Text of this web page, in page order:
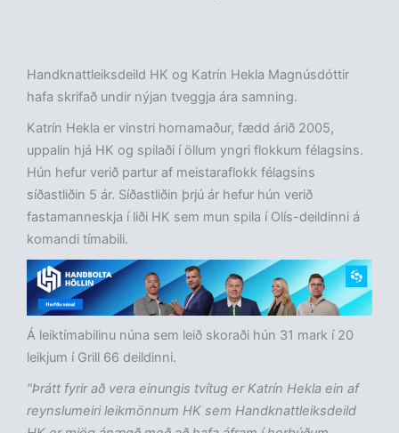
Handknattleiksdeild HK og Katrín Hekla Magnúsdóttir
hafa skrifað undir nýjan tveggja ára samning.
Katrín Hekla er vinstri hornamaður, fædd árið 2005,
uppalin hjá HK og spilaði í öllum yngri flokkum félagsins.
Hún hefur verið partur af meistaraflokk félagsins
síðastliðin 5 ár. Síðastliðin þrjú ár hefur hún verið
fastamanneskja í liði HK sem mun spila í Olís-deildinni á
komandi tímabili.
Á leiktímabilinu núna sem leið skoraði hún 31 mark í 20
leikjum í Grill 66 deildinni.
"Þrátt fyrir að vera einungis tvítug er Katrín Hekla ein af
reynslumeiri leikmönnum HK sem Handknattleiksdeild